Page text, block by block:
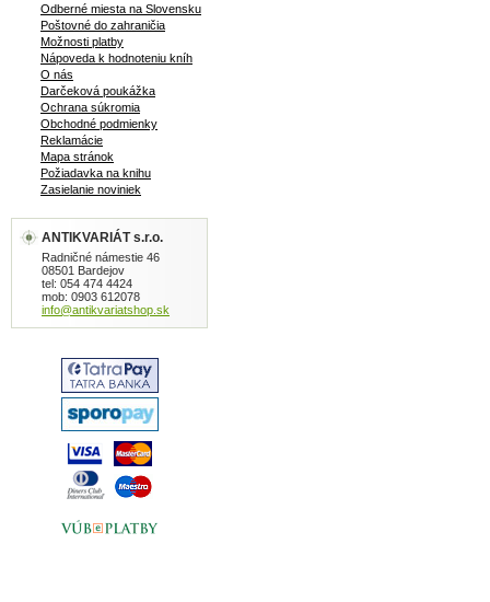
Odberné miesta na Slovensku
Poštovné do zahraničia
Možnosti platby
Nápoveda k hodnoteniu kníh
O nás
Darčeková poukážka
Ochrana súkromia
Obchodné podmienky
Reklamácie
Mapa stránok
Požiadavka na knihu
Zasielanie noviniek
ANTIKVARIÁT s.r.o.
Radničné námestie 46
08501 Bardejov
tel: 054 474 4424
mob: 0903 612078
info@antikvariatshop.sk